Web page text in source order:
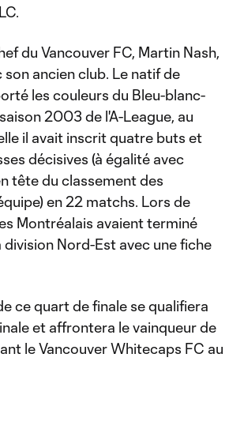
du Vancouver FC, Martin Nash,
son ancien club. Le natif de
les couleurs du Bleu-blanc-
2003 de l'A-League, au
il avait inscrit quatre buts et
décisives (à égalité avec
tête du classement des
en 22 matchs. Lors de
Montréalais avaient terminé
division Nord-Est avec une fiche
ce quart de finale se qualifiera
et affrontera le vainqueur de
le Vancouver Whitecaps FC au